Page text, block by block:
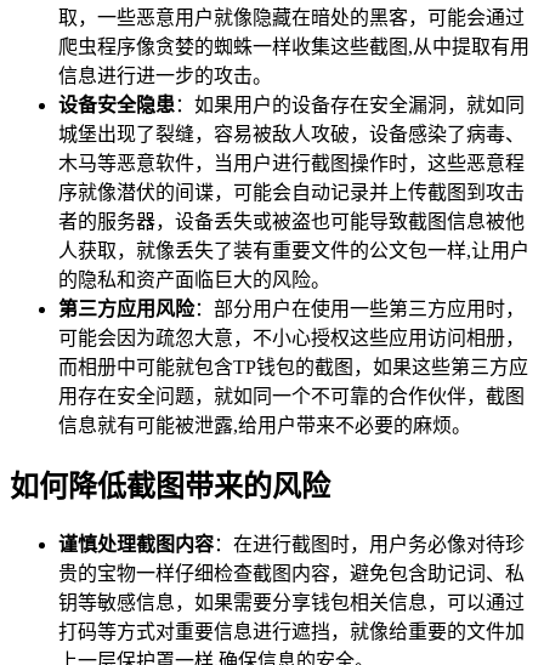
取，一些恶意用户就像隐藏在暗处的黑客，可能会通过
爬虫程序像贪婪的蜘蛛一样收集这些截图,从中提取有用
信息进行进一步的攻击。
设备安全隐患 ：如果用户的设备存在安全漏洞，就如同
城堡出现了裂缝，容易被敌人攻破，设备感染了病毒、
木马等恶意软件，当用户进行截图操作时，这些恶意程
序就像潜伏的间谍，可能会自动记录并上传截图到攻击
者的服务器，设备丢失或被盗也可能导致截图信息被他
人获取，就像丢失了装有重要文件的公文包一样,让用户
的隐私和资产面临巨大的风险。
第三方应用风险：部分用户在使用一些第三方应用时，
可能会因为疏忽大意，不小心授权这些应用访问相册，
而相册中可能就包含TP钱包的截图，如果这些第三方应
用存在安全问题，就如同一个不可靠的合作伙伴，截图
信息就有可能被泄露,给用户带来不必要的麻烦。
如何降低截图带来的风险
谨慎处理截图内容：在进行截图时，用户务必像对待珍
贵的宝物一样仔细检查截图内容，避免包含助记词、私
钥等敏感信息，如果需要分享钱包相关信息，可以通过
打码等方式对重要信息进行遮挡，就像给重要的文件加